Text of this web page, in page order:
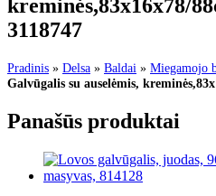
kreminės,83x16x78/
3118747
Pradinis » Delsa » Baldai » Miegamojo
Galvūgalis su auselėmis,
Panašūs produktai